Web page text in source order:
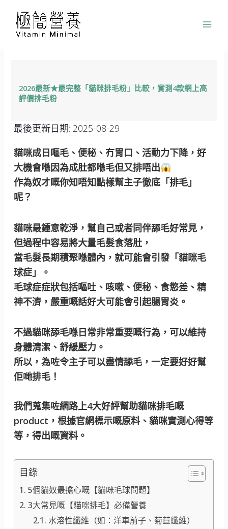
2026最新★最完整「貓咪排毛粉」比較，實測4款網上高
評價排毛粉
最後更新日期: 2025-08-29
貓咪成日嘔毛、便秘、冇胃口、活動力下降，好
大機會喺因為成肚都喺毛但又排唔出
作為奴才嘅你知唔知點樣幫主子徹底「排毛」
呢？
貓咪最鍾意乾淨，幫自己或者同伴舔毛好常見，
但過程中容易將大量毛髮食落肚，
當毛髮長期積聚喺體內，就可能會引發「貓咪毛
球症」。
毛球症症狀包括嘔吐、咳嗽、便秘、食慾差、精
神不濟，嚴重嘅話好大可能會引起腸胃炎。
不過貓咪舔毛喺日常非常重要嘅行為，可以維持
身體清潔、舒緩壓力。
所以，為咗令主子可以盡情舔毛，一定要好好幫
佢哋排毛！
我們蒐集咗網路上4大好評幫助貓咪排毛嘅
product，根據官網標示嘅原料、貓咪實測心得等
等，得出嘅資料。
目錄
5個貓奴最擔心嘅【貓咪毛球問題】
3大常見嘅【貓咪排毛】必備營養
水溶性纖維（如：洋車前子、菊苣纖維）